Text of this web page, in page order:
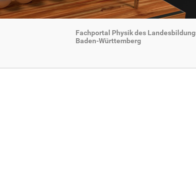
Fachportal Physik des
Baden-Württemberg